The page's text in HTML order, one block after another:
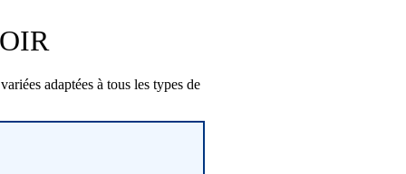
adaptées à tous les types de